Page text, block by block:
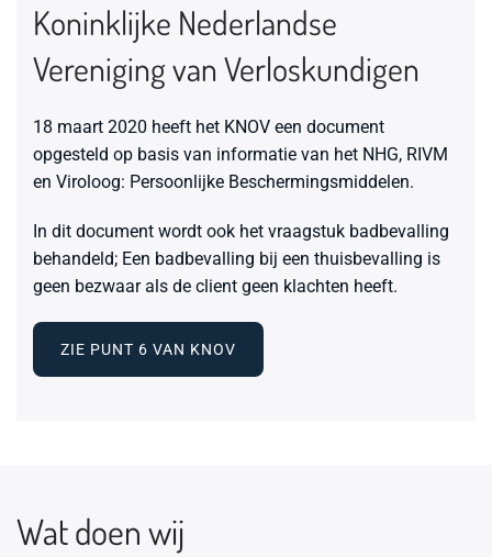
Koninklijke Nederlandse
Vereniging van Verloskundigen
18 maart 2020 heeft het KNOV een document
opgesteld op basis van informatie van het NHG, RIVM
en Viroloog: Persoonlijke Beschermingsmiddelen.
In dit document wordt ook het vraagstuk badbevalling
behandeld; Een badbevalling bij een thuisbevalling is
geen bezwaar als de client geen klachten heeft.
ZIE PUNT 6 VAN KNOV
Wat doen wij